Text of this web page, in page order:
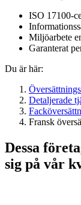
ISO 17100-
Miljöarbete
Garanterat
Du är här:
Detaljerade
Fransk
Dessa
sig på vår